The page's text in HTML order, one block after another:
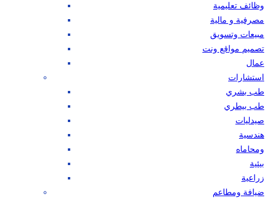
وظائف تعليمية
مصرفية و مالية
مبيعات وتسويق
تصميم مواقع ونت
عمال
استشارات
طب بشري
طب بيطري
صيدليات
هندسية
ومحاماه
بيئية
زراعية
ضيافة ومطاعم